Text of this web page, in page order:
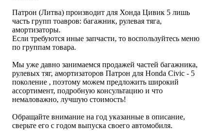
Патрон (Литва) производит для Хонда Цивик 5 лишь
часть групп тоавров: багажник, рулевая тяга,
амортизаторы.
Если требуются иные запчасти, то воспользуйтесь меню
по группам товара.
Мы уже давно занимаемся продажей частей багажника,
рулевых тяг, амортизаторов Патрон для Honda Civic - 5
поколение , поэтому можем предложить широкий
ассортимент, подробную консультацию и что
немаловажно, лучшую стоимость!
Обращайте внимание на год указанные в описание,
сверьте его с годом выпуска своего автомобиля.